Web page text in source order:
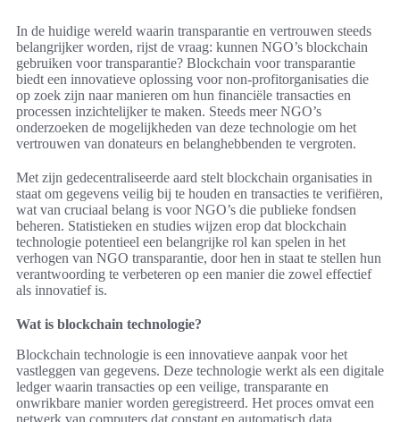
In de huidige wereld waarin transparantie en vertrouwen steeds
belangrijker worden, rijst de vraag: kunnen NGO’s blockchain
gebruiken voor transparantie? Blockchain voor transparantie
biedt een innovatieve oplossing voor non-profitorganisaties die
op zoek zijn naar manieren om hun financiële transacties en
processen inzichtelijker te maken. Steeds meer NGO’s
onderzoeken de mogelijkheden van deze technologie om het
vertrouwen van donateurs en belanghebbenden te vergroten.
Met zijn gedecentraliseerde aard stelt blockchain organisaties in
staat om gegevens veilig bij te houden en transacties te verifiëren,
wat van cruciaal belang is voor NGO’s die publieke fondsen
beheren. Statistieken en studies wijzen erop dat blockchain
technologie potentieel een belangrijke rol kan spelen in het
verhogen van NGO transparantie, door hen in staat te stellen hun
verantwoording te verbeteren op een manier die zowel effectief
als innovatief is.
Wat is blockchain technologie?
Blockchain technologie is een innovatieve aanpak voor het
vastleggen van gegevens. Deze technologie werkt als een digitale
ledger waarin transacties op een veilige, transparante en
onwrikbare manier worden geregistreerd. Het proces omvat een